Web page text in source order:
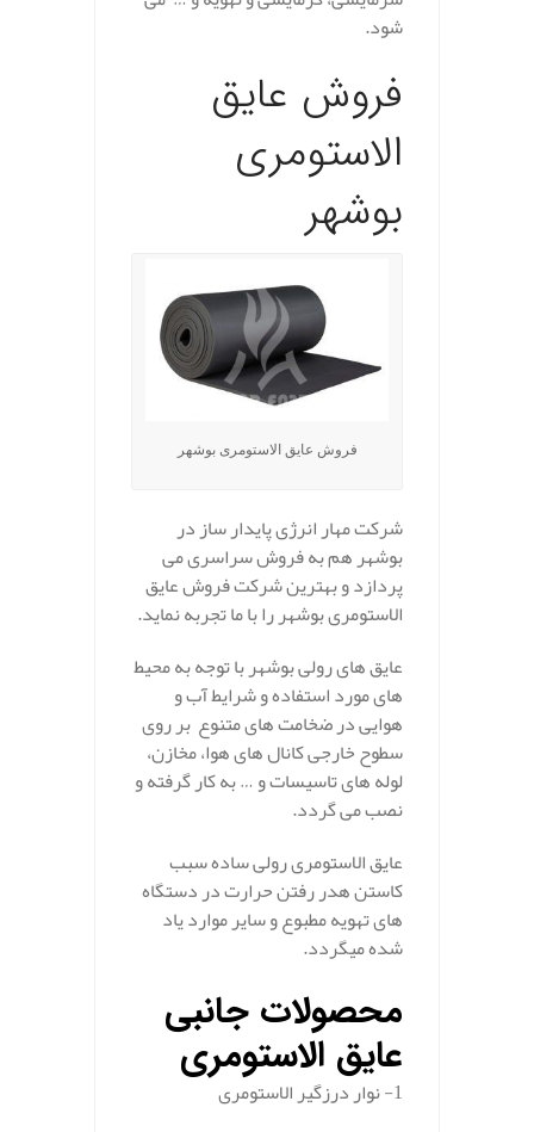
شود.
فروش عایق
الاستومری
بوشهر
فروش عایق الاستومری بوشهر
شرکت مهار انرژی پایدار ساز در
بوشهر هم به فروش سراسری می
پردازد و بهترین شرکت فروش عایق
الاستومری بوشهر را با ما تجربه نماید.
عایق های رولی بوشهر با توجه به محیط
های مورد استفاده و شرایط آب و
هوایی در ضخامت های متنوع بر روی
سطوح خارجی کانال های هوا، مخازن،
لوله های تاسیسات و … به کار گرفته و
نصب می گردد.
عایق الاستومری رولی ساده سبب
کاستن هدر رفتن حرارت در دستگاه
های تهویه مطبوع و سایر موارد یاد
شده میگردد.
محصولات جانبی
عایق الاستومری
1- نوار درزگیر الاستومری